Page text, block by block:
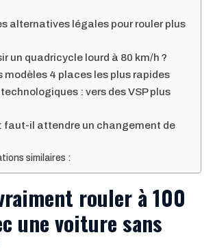
alternatives légales pour rouler plus
un quadricycle lourd à 80 km/h ?
modèles 4 places les plus rapides
: vers des VSP plus
faut-il attendre un changement de
similaires :
rouler à 100
une voiture sans